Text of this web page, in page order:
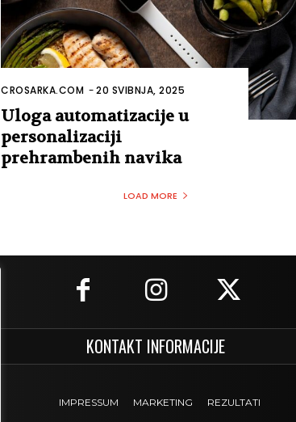
CROSARKA.COM -20 SVIBNJA, 2025
Uloga automatizacije u
personalizaciji
prehrambenih navika
LOAD MORE
KONTAKT INFORMACIJE
IMPRESSUM MARKETING REZULTATI